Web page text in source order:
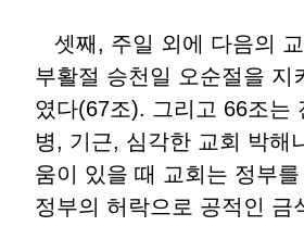
셋째, 주일 외에 다음의
부활절 승천일 오순절을 지
였다(67조). 그리고 66조는
병, 기근, 심각한 교회 박해
움이 있을 때 교회는 정부
정부의 허락으로 공적인 금